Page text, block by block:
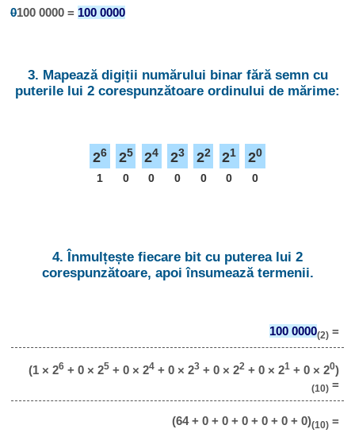
0100 0000 = 100 0000
3. Mapează digiții numărului binar fără semn cu
puterile lui 2 corespunzătoare ordinului de mărime:
26
1
25
0
24
0
23
0
22
0
21
0
20
0
4. Înmulțește fiecare bit cu puterea lui 2
corespunzătoare, apoi însumează termenii.
100 0000(2)=
(1 × 26+ 0 × 25+ 0 × 24+ 0 × 23+ 0 × 22+ 0 × 21+ 0 × 20)
(10)=
(64 + 0 + 0 + 0 + 0 + 0 + 0)(10)=